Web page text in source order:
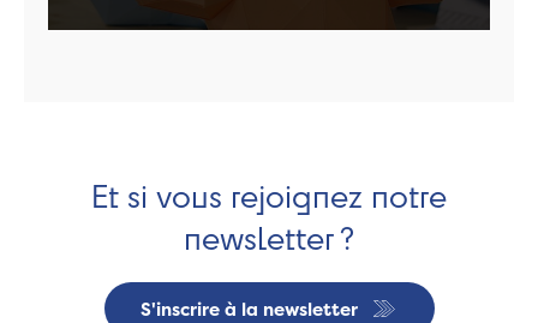
Et si vous rejoignez notre
newsletter ?
S'inscrire à la newsletter